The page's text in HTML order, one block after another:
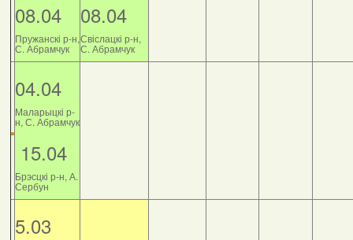
08.04
Пружанскі р-н,
С. Абрамчук
08.04
Свіслацкі р-н,
С. Абрамчук
04.04
Маларыцкі р-
н, С. Абрамчук
15.04
Брэсцкі р-н, А.
Сербун
5.03